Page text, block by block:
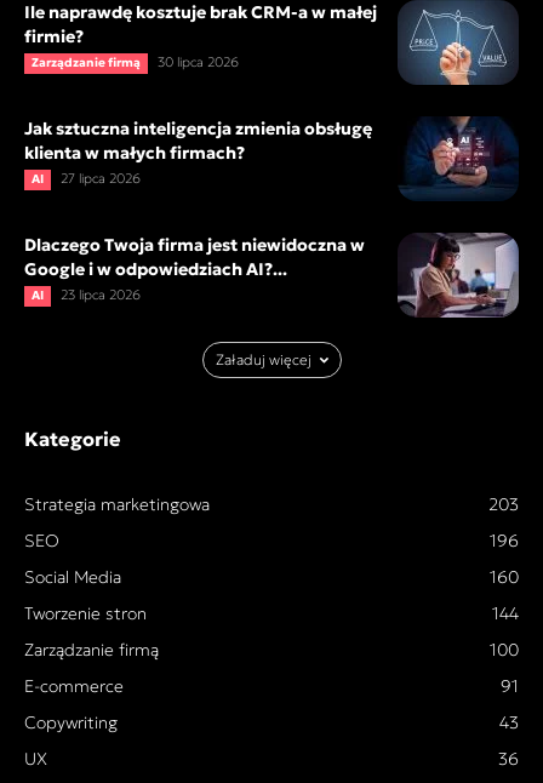
Ile naprawdę kosztuje brak CRM-a w małej
firmie?
Zarządzanie firmą 30 lipca 2026
Jak sztuczna inteligencja zmienia obsługę
klienta w małych firmach?
AI 27 lipca 2026
Dlaczego Twoja firma jest niewidoczna w
Google i w odpowiedziach AI?...
AI 23 lipca 2026
Załaduj więcej
Kategorie
Strategia marketingowa
203
SEO
196
Social Media
160
Tworzenie stron
144
Zarządzanie firmą
100
E-commerce
91
Copywriting
43
UX
36